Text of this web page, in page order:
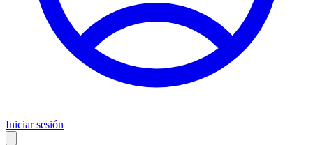
Iniciar sesión